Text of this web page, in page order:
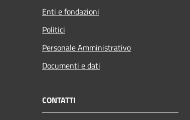
Enti e fondazioni
Politici
Personale Amministrativo
Documenti e dati
CONTATTI